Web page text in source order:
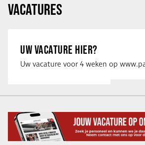
VACATURES
UW VACATURE HIER?